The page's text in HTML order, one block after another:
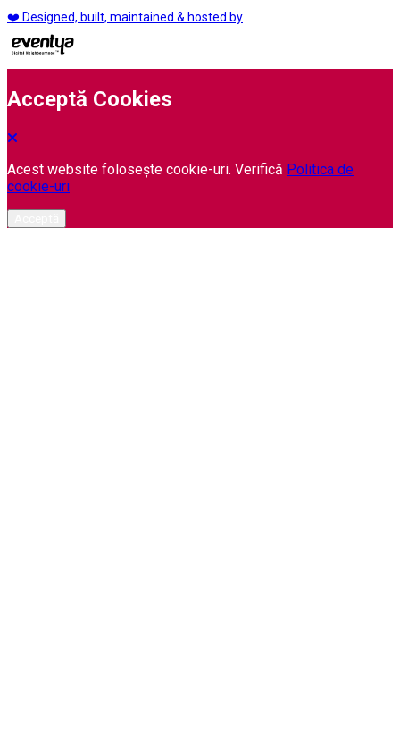
❤️ Designed, built, maintained & hosted by
Acceptă Cookies
Acest website folosește cookie-uri. Verifică Politica de
cookie-uri